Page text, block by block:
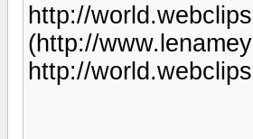
http://
(http://
http://